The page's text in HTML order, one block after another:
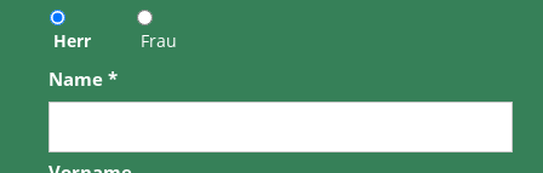
Herr Frau
Name *